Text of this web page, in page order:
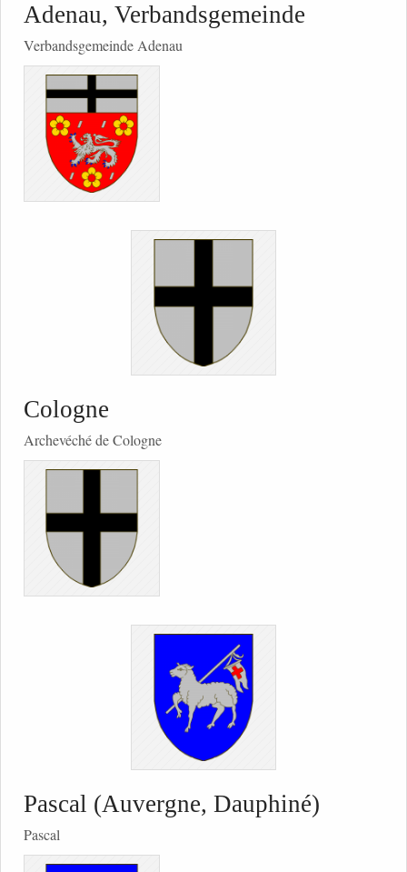
Adenau, Verbandsgemeinde
Verbandsgemeinde Adenau
Cologne
Archevéché de Cologne
Pascal (Auvergne, Dauphiné)
Pascal